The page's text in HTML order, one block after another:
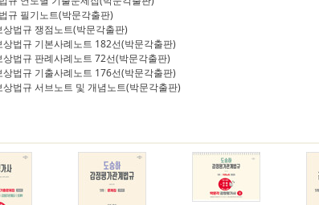
규 필기노트(박문각출판)
상법규 쟁점노트(박문각출판)
상법규 기본사례노트 182선(박문각출판)
상법규 판례사례노트 72선(박문각출판)
상법규 기출사례노트 176선(박문각출판)
상법규 서브노트 및 개념노트(박문각출판)